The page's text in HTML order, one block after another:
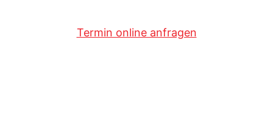
Termin online anfragen